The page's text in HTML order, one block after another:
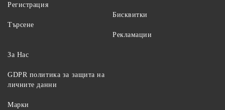
Регистрация
Търсене
Бисквитки
Рекламации
За Нас
GDPR политика за защита на
личните данни
Марки